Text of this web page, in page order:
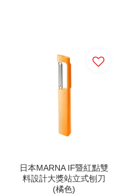
日本MARNA IF暨紅點雙
料設計大獎站立式刨刀
(橘色)